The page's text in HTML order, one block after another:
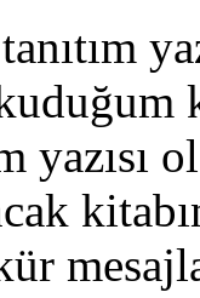
yazısı